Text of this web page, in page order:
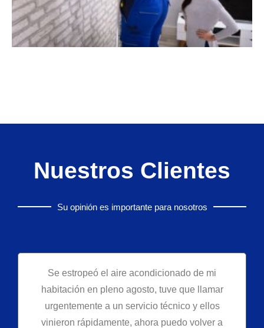
Nuestros Clientes
Su opinión es importante para nosotros
Se estropeó el aire acondicionado de mi
habitación en pleno agosto, tuve que llamar
urgentemente a un servicio técnico y ellos
vinieron rápidamente, ahora puedo volver a